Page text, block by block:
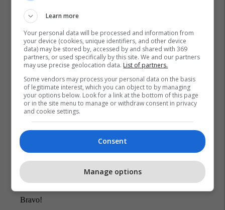
Mbeturinat E Prishtinës
Leutrim Retkoceri
Prishtina Lokale
Learn more
Your personal data will be processed and information from
your device (cookies, unique identifiers, and other device
data) may be stored by, accessed by and shared with 369
partners, or used specifically by this site. We and our partners
may use precise geolocation data. List of partners.
Some vendors may process your personal data on the basis
of legitimate interest, which you can object to by managing
your options below. Look for a link at the bottom of this page
or in the site menu to manage or withdraw consent in privacy
and cookie settings.
Consent
Manage options